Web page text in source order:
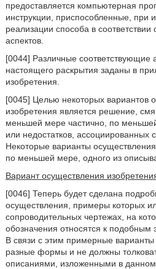
предоставляется компьютерная
инструкции, приспособленные, при
реализации способа в
аспектов.
[0044] Различные соответствующие
настоящего раскрытия заданы в
изобретения.
[0045] Целью некоторых вариантов
изобретения является решение,
меньшей мере частично, по
или недостатков, ассоциированных
Некоторые варианты
по меньшей мере, одного из
Вариант осуществления
[0046] Теперь будет сделана
осуществления, примеры которых
сопроводительных чертежах, на
обозначения относятся к подобным
В связи с этим примерные
разные формы и не должны
описаниями, изложенными в данном